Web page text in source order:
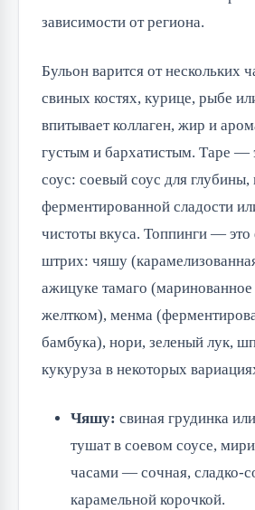
зависимости от региона.
Бульон варится от нескольких
свиных костях, курице, рыбе
впитывает коллаген, жир и
густым и бархатистым. Таре —
соус: соевый соус для глубины,
ферментированной сладости
чистоты вкуса. Топпинги —
штрих: чяшу
ажицуке тамаго
желтком), менма
бамбука), нори, зеленый лук,
кукуруза в некоторых
Чяшу: свиная грудинка
тушат в соевом соусе,
часами — сочная, сладко-
карамельной корочкой.